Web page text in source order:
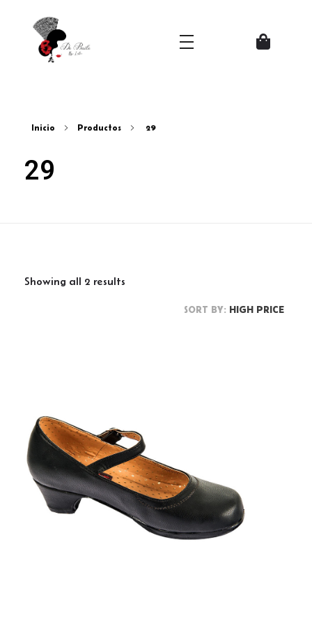
Inicio Productos 29
29
Showing all 2 results
SORT BY: HIGH PRICE